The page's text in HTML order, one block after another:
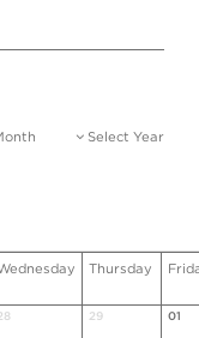
Select Year
Thursday
29 01